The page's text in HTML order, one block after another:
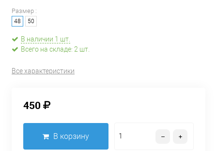
Размер :
48 50
В наличии 1 шт.
Всего на складе: 2 шт.
Все характеристики
450
В корзину